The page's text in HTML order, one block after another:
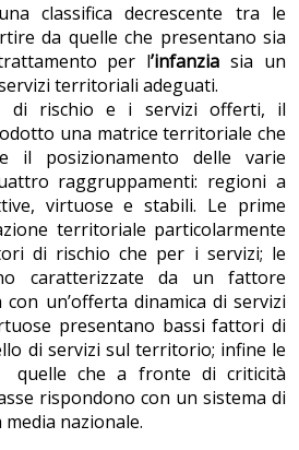
classifica decrescente tra le
da quelle che presentano sia
per l’infanzia sia un
territoriali adeguati.
di rischio e i servizi offerti, il
una matrice territoriale che
il posizionamento delle varie
raggruppamenti: regioni a
virtuose e stabili. Le prime
territoriale particolarmente
di rischio che per i servizi; le
caratterizzate da un fattore
un’offerta dinamica di servizi
presentano bassi fattori di
di servizi sul territorio; infine le
quelle che a fronte di criticità
rispondono con un sistema di
nazionale.